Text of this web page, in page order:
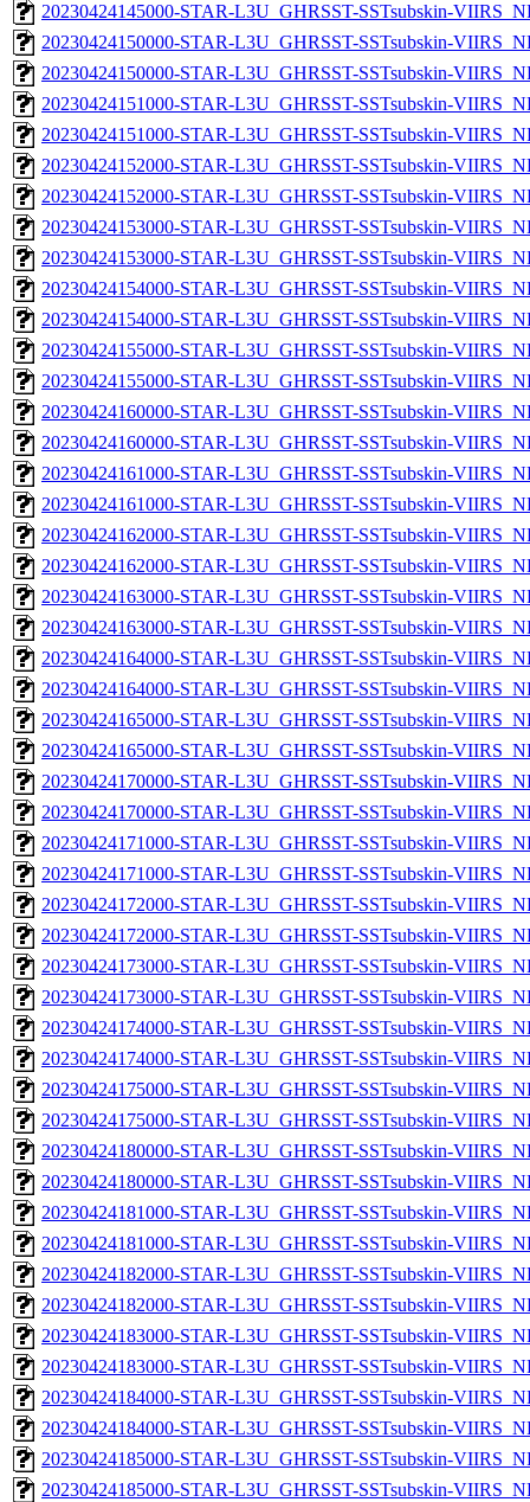
20230424145000-STAR-L3U_GHRSST-SSTsubskin-
20230424150000-STAR-L3U_GHRSST-SSTsubskin-
20230424150000-STAR-L3U_GHRSST-SSTsubskin-
20230424151000-STAR-L3U_GHRSST-SSTsubskin-
20230424151000-STAR-L3U_GHRSST-SSTsubskin-
20230424152000-STAR-L3U_GHRSST-SSTsubskin-
20230424152000-STAR-L3U_GHRSST-SSTsubskin-
20230424153000-STAR-L3U_GHRSST-SSTsubskin-
20230424153000-STAR-L3U_GHRSST-SSTsubskin-
20230424154000-STAR-L3U_GHRSST-SSTsubskin-
20230424154000-STAR-L3U_GHRSST-SSTsubskin-
20230424155000-STAR-L3U_GHRSST-SSTsubskin-
20230424155000-STAR-L3U_GHRSST-SSTsubskin-
20230424160000-STAR-L3U_GHRSST-SSTsubskin-
20230424160000-STAR-L3U_GHRSST-SSTsubskin-
20230424161000-STAR-L3U_GHRSST-SSTsubskin-
20230424161000-STAR-L3U_GHRSST-SSTsubskin-
20230424162000-STAR-L3U_GHRSST-SSTsubskin-
20230424162000-STAR-L3U_GHRSST-SSTsubskin-
20230424163000-STAR-L3U_GHRSST-SSTsubskin-
20230424163000-STAR-L3U_GHRSST-SSTsubskin-
20230424164000-STAR-L3U_GHRSST-SSTsubskin-
20230424164000-STAR-L3U_GHRSST-SSTsubskin-
20230424165000-STAR-L3U_GHRSST-SSTsubskin-
20230424165000-STAR-L3U_GHRSST-SSTsubskin-
20230424170000-STAR-L3U_GHRSST-SSTsubskin-
20230424170000-STAR-L3U_GHRSST-SSTsubskin-
20230424171000-STAR-L3U_GHRSST-SSTsubskin-
20230424171000-STAR-L3U_GHRSST-SSTsubskin-
20230424172000-STAR-L3U_GHRSST-SSTsubskin-
20230424172000-STAR-L3U_GHRSST-SSTsubskin-
20230424173000-STAR-L3U_GHRSST-SSTsubskin-
20230424173000-STAR-L3U_GHRSST-SSTsubskin-
20230424174000-STAR-L3U_GHRSST-SSTsubskin-
20230424174000-STAR-L3U_GHRSST-SSTsubskin-
20230424175000-STAR-L3U_GHRSST-SSTsubskin-
20230424175000-STAR-L3U_GHRSST-SSTsubskin-
20230424180000-STAR-L3U_GHRSST-SSTsubskin-
20230424180000-STAR-L3U_GHRSST-SSTsubskin-
20230424181000-STAR-L3U_GHRSST-SSTsubskin-
20230424181000-STAR-L3U_GHRSST-SSTsubskin-
20230424182000-STAR-L3U_GHRSST-SSTsubskin-
20230424182000-STAR-L3U_GHRSST-SSTsubskin-
20230424183000-STAR-L3U_GHRSST-SSTsubskin-
20230424183000-STAR-L3U_GHRSST-SSTsubskin-
20230424184000-STAR-L3U_GHRSST-SSTsubskin-
20230424184000-STAR-L3U_GHRSST-SSTsubskin-
20230424185000-STAR-L3U_GHRSST-SSTsubskin-
20230424185000-STAR-L3U_GHRSST-SSTsubskin-